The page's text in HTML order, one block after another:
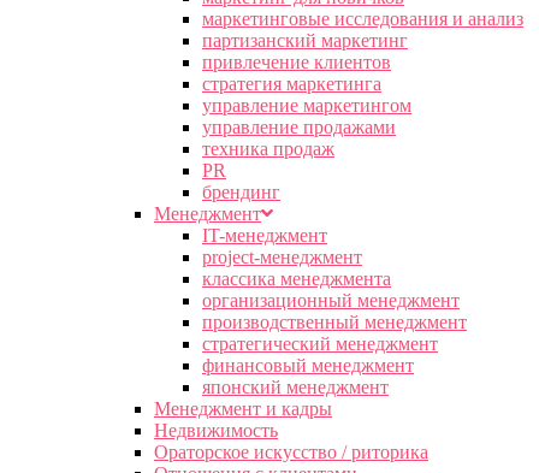
маркетинговые исследования и анализ
партизанский маркетинг
привлечение клиентов
стратегия маркетинга
управление маркетингом
управление продажами
техника продаж
PR
брендинг
Менеджмент
IT-менеджмент
project-менеджмент
классика менеджмента
организационный менеджмент
производственный менеджмент
стратегический менеджмент
финансовый менеджмент
японский менеджмент
Менеджмент и кадры
Недвижимость
Ораторское искусство / риторика